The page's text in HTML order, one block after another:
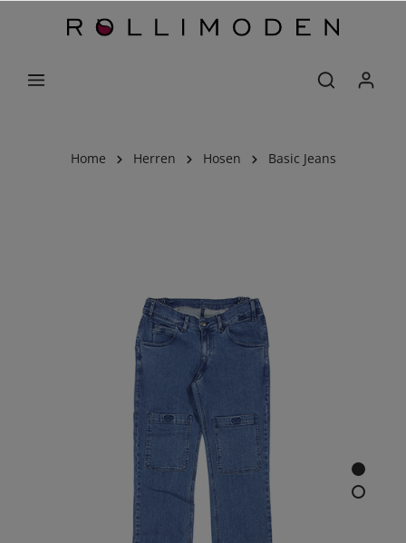
Home Herren Hosen Basic Jeans